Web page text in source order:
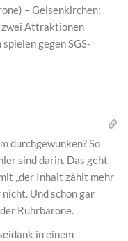
– Gelsenkirchen:
Attraktionen
gegen SGS-
durchgewunken? So
sind darin. Das geht
„der Inhalt zählt mehr
nicht. Und schon gar
Ruhrbarone.
in einem